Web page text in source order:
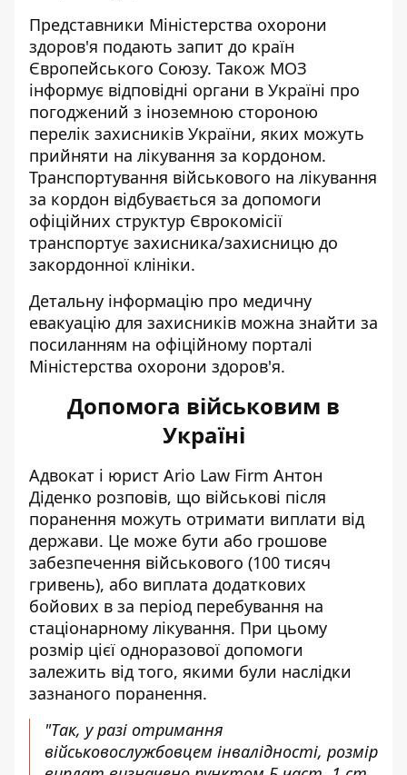
Представники Міністерства охорони
здоров'я подають запит до країн
Європейського Союзу. Також МОЗ
інформує відповідні органи в Україні про
погоджений з іноземною стороною
перелік захисників України, яких можуть
прийняти на лікування за кордоном.
Транспортування військового на лікування
за кордон відбувається за допомоги
офіційних структур Єврокомісії
транспортує захисника/захисницю до
закордонної клініки.
Детальну інформацію про медичну
евакуацію для захисників можна знайти за
посиланням на офіційному порталі
Міністерства охорони здоров'я.
Допомога військовим в
Україні
Адвокат і юрист Ario Law Firm Антон
Діденко розповів, що військові після
поранення можуть отримати виплати від
держави. Це може бути або грошове
забезпечення військового (100 тисяч
гривень), або виплата додаткових
бойових в за період перебування на
стаціонарному лікування. При цьому
розмір цієї одноразової допомоги
залежить від того, якими були наслідки
зазнаного поранення.
"Так, у разі отримання
військовослужбовцем інвалідності, розмір